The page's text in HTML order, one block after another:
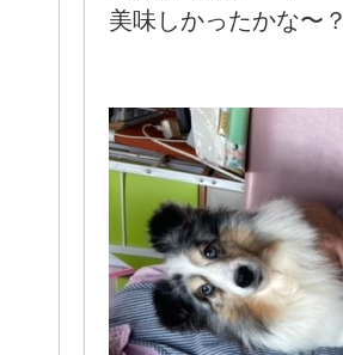
美味しかったかな〜？